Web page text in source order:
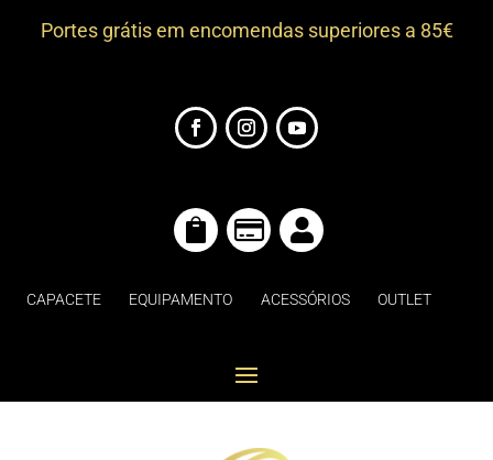
Portes grátis em encomendas superiores a 85€
  
CAPACETE EQUIPAMENTO ACESSÓRIOS OUTLET